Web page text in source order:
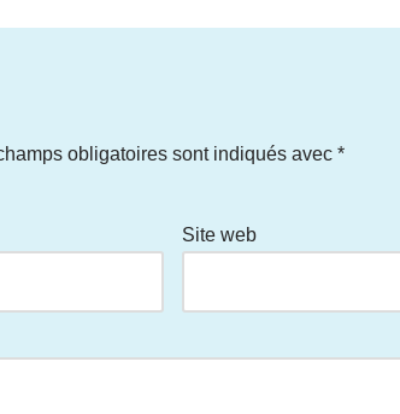
obligatoires sont indiqués avec *
Site web